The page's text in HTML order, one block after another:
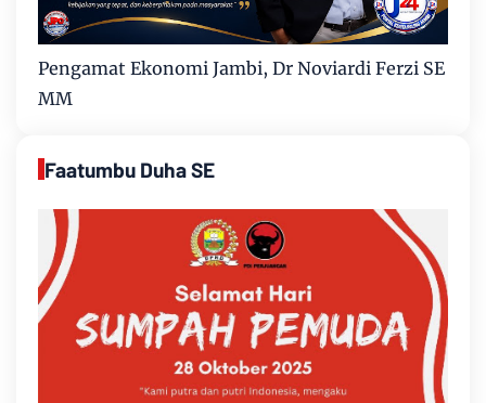
Pengamat Ekonomi Jambi, Dr Noviardi Ferzi SE
MM
Faatumbu Duha SE